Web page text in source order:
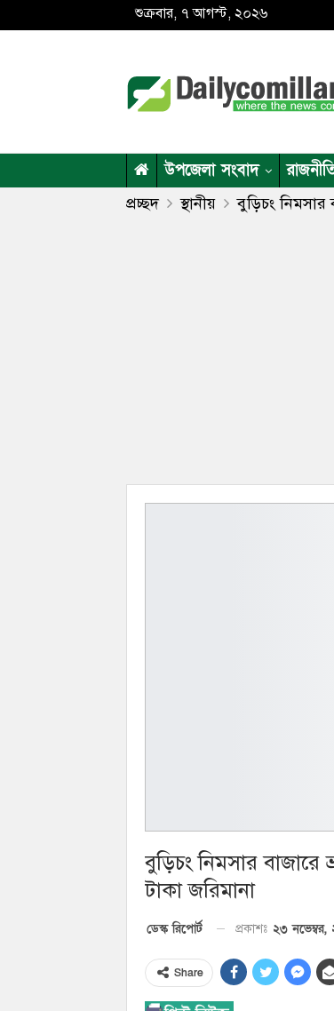
শুক্রবার, ৭ আগস্ট, ২০২৬
উপজেলা সংবাদ
প্রচ্ছদ স্থানীয় বুড়িচং নিমসার
বুড়িচং নিমসার
টাকা জরিমানা
ডেস্ক রিপোর্ট প্রকাশঃ ২৩ নভেম্বর,
Share